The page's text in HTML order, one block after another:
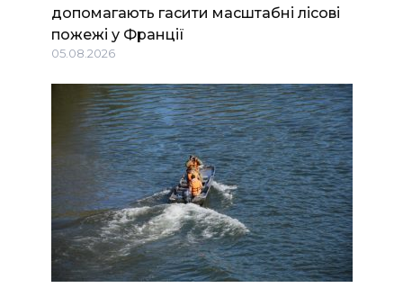
допомагають гасити масштабні лісові
пожежі у Франції
05.08.2026